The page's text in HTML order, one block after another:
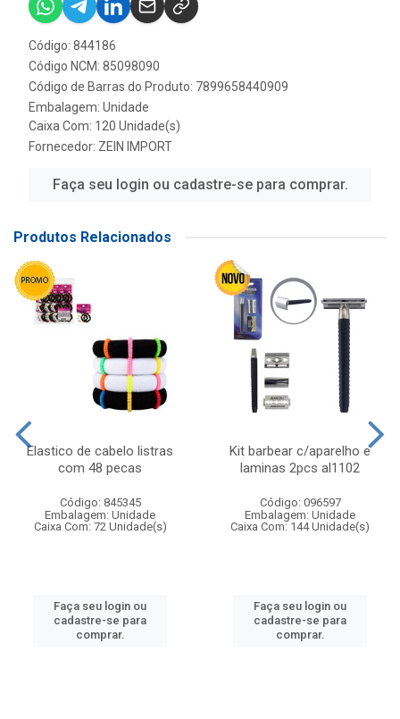
Código: 844186
Código NCM: 85098090
Código de Barras do Produto: 7899658440909
Embalagem: Unidade
Caixa Com: 120 Unidade(s)
Fornecedor: ZEIN IMPORT
Faça seu login ou cadastre-se para comprar.
Produtos Relacionados
Elastico de cabelo listras
com 48 pecas
Código: 845345
Embalagem: Unidade
Caixa Com: 72 Unidade(s)
Faça seu login ou
cadastre-se para
comprar.
Kit barbear c/aparelho e
laminas 2pcs al1102
Código: 096597
Embalagem: Unidade
Caixa Com: 144 Unidade(s)
Faça seu login ou
cadastre-se para
comprar.